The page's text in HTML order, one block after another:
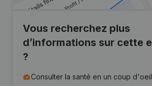
Vous recherchez plus
d’informations sur cette
?
Consulter la santé en un coup d'oeil